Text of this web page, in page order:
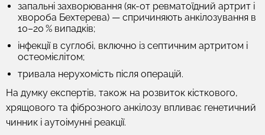
запальні захворювання (як-от ревматоїдний артрит і
хвороба Бехтерева) — спричиняють анкілозування в
10–20 % випадків;
інфекції в суглобі, включно із септичним артритом і
остеомієлітом;
тривала нерухомість після операцій.
На думку експертів, також на розвиток кісткового,
хрящового та фіброзного анкілозу впливає генетичний
чинник і аутоімунні реакції.